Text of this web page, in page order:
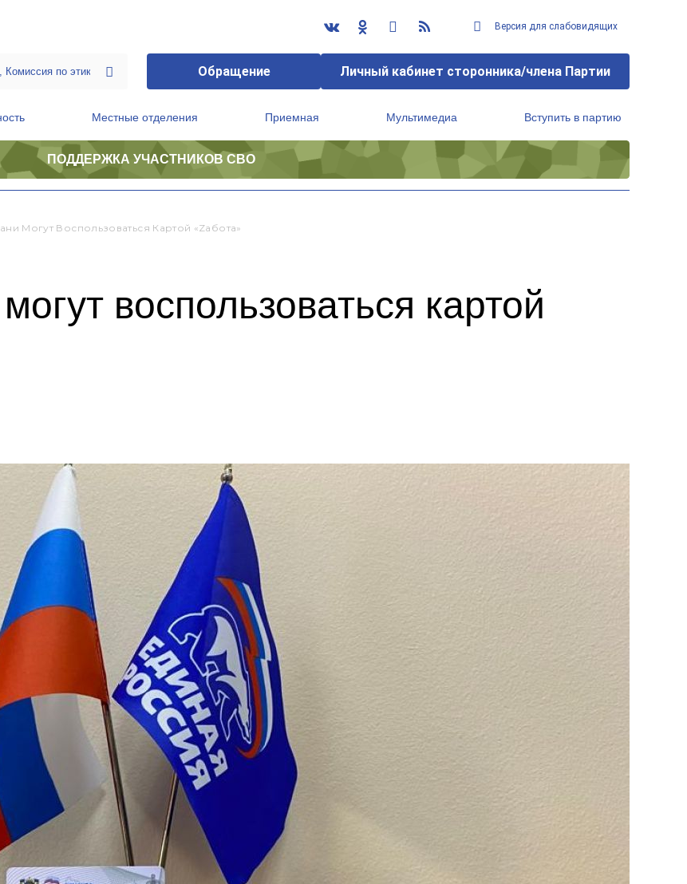
Версия для слабовидящих
Обращение Личный кабинет сторонника/члена Партии
Местные отделения Приемная Мультимедиа Вступить в партию
ПОДДЕРЖКА УЧАСТНИКОВ СВО
Могут Воспользоваться Картой «Zабота»
воспользоваться картой